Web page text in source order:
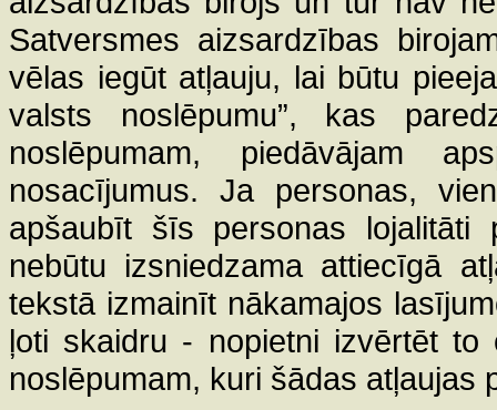
Satversmes aizsardzības
vēlas iegūt atļauju, lai būtu
valsts noslēpumu”, kas
noslēpumam, piedāvājam
nosacījumus. Ja personas,
apšaubīt šīs personas
nebūtu izsniedzama attiecīgā
tekstā izmainīt nākamajos
ļoti skaidru - nopietni izvērtēt
noslēpumam, kuri šādas atļaujas